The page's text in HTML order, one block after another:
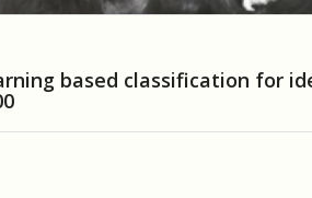
based classification for